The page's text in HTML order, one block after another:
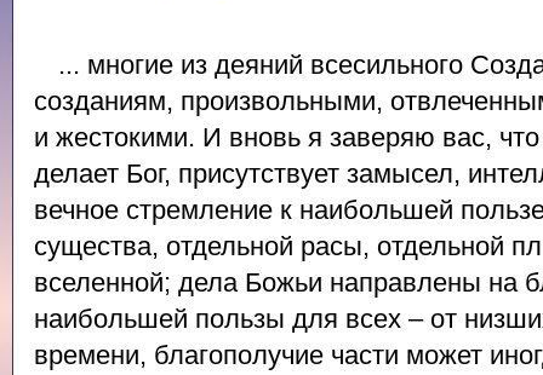
... многие из деяний всесильного
созданиям, произвольными,
и жестокими. И вновь я заверяю вас,
делает Бог, присутствует замысел,
вечное стремление к наибольшей
существа, отдельной расы, отдельной
вселенной; дела Божьи направлены на
наибольшей пользы для всех – от
времени, благополучие части может